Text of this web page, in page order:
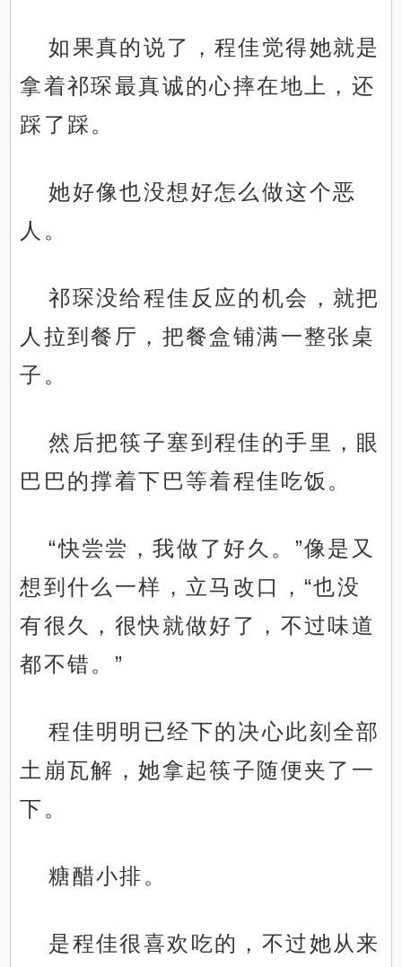
如果真的说了，程佳觉得她就是
拿着祁琛最真诚的心摔在地上，还
踩了踩。
她好像也没想好怎么做这个恶
人。
祁琛没给程佳反应的机会，就把
人拉到餐厅，把餐盒铺满一整张桌
子。
然后把筷子塞到程佳的手里，眼
巴巴的撑着下巴等着程佳吃饭。
“快尝尝，我做了好久。”像是又
想到什么一样，立马改口，“也没
有很久，很快就做好了，不过味道
都不错。”
程佳明明已经下的决心此刻全部
土崩瓦解，她拿起筷子随便夹了一
下。
糖醋小排。
是程佳很喜欢吃的，不过她从来